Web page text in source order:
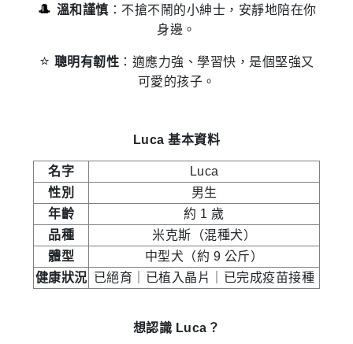
🎩 溫和謹慎：不搶不鬧的小紳士，安靜地陪在你
身邊。
⭐️ 聰明有韌性 ：適應力強、學習快，是個堅強又
可愛的孩子。
Luca 基本資料
名字
Luca
性別
男生
年齡
約 1 歲
品種
米克斯（混種犬）
體型
中型犬（約 9 公斤）
健康狀況
已絕育｜已植入晶片｜已完成疫苗接種
想認識 Luca？